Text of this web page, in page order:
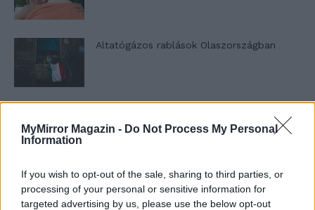
MyMirror Magazin - Do Not Process My Personal
Information
If you wish to opt-out of the sale, sharing to third parties, or
processing of your personal or sensitive information for
targeted advertising by us, please use the below opt-out
Altatógázos rablások Olaszországban
Lyhanna története
T. Barnett: Gyilkosság a Garda-tónál 12.
rész